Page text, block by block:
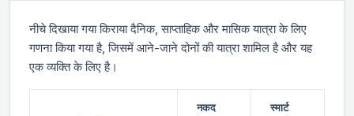
नीचे दिखाया गया किराया दैनिक, साप्ताहिक और मासिक यात्रा के लिए
गणना किया गया है, जिसमें आने-जाने दोनों की यात्रा शामिल है और यह
एक व्यक्ति के लिए है।
नकद
स्मार्ट